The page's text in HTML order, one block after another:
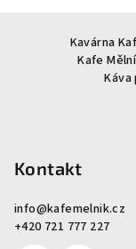
Kavárna
Kafe
Kontakt
info@kafemelnik.cz
+420 721 777 227